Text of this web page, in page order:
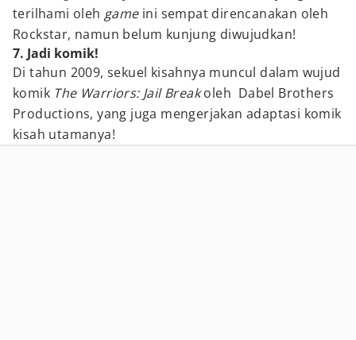
terilhami oleh game ini sempat direncanakan oleh
Rockstar, namun belum kunjung diwujudkan!
7. Jadi komik!
Di tahun 2009, sekuel kisahnya muncul dalam wujud
komik The Warriors: Jail Breakoleh Dabel Brothers
Productions, yang juga mengerjakan adaptasi komik
kisah utamanya!